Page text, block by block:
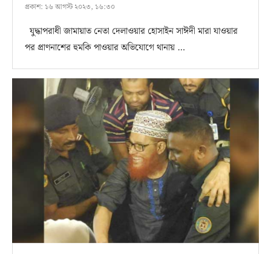
প্রকাশ: ১৬ আগস্ট ২০২৩, ১৬:৩০
যুদ্ধাপরাধী জামায়াত নেতা দেলাওয়ার হোসাইন সাঈদী মারা যাওয়ার
পর প্রাণনাশের হুমকি পাওয়ার অভিযোগে থানায় …